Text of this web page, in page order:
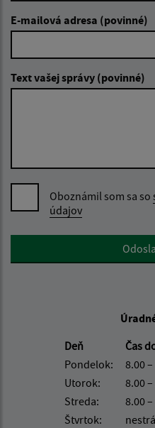
E-mailová adresa (povinné)
Text vašej správy (povinné)
Oboznámil som sa so
údajov
Google reCaptcha Response
Deň
Čas
Pondelok:
8.00
Utorok:
8.00
Streda:
8.00
Štvrtok: